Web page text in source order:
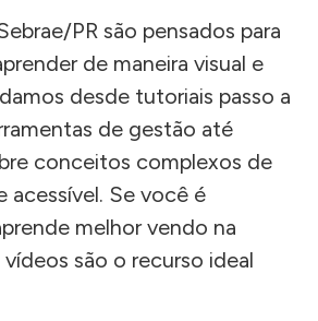
PR são pensados para
de maneira visual e
desde tutoriais passo a
de gestão até
conceitos complexos de
acessível. Se você é
melhor vendo na
são o recurso ideal